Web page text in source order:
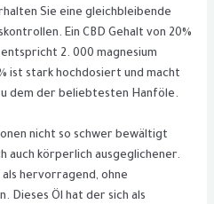
Sie eine gleichbleibende
Ein CBD Gehalt von 20%
2. 000 magnesium
ist stark hochdosiert und macht
dem der beliebtesten Hanföle.
nicht so schwer bewältigt
auch körperlich ausgeglichener.
hervorragend, ohne
Dieses Öl hat der sich als